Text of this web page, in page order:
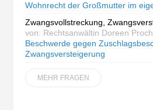
Wohnrecht der Großmutter im
Zwangsvollstreckung,
von: Rechtsanwältin Doreen
Beschwerde gegen
Zwangsversteigerung
MEHR FRAGEN